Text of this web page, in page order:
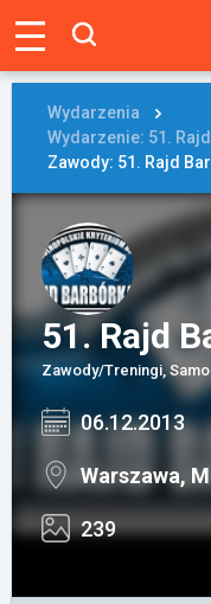
Tablica
Wyniki
Blogi
Galerie
Wydarzenia
Giełda
Ranking
Zaloguj się
Wydarzenia
Wydarzenie: 51.
Zawody: 51. Rajd
51. Rajd
Zawody/Treningi,
06.12.2013
Warszawa,
239